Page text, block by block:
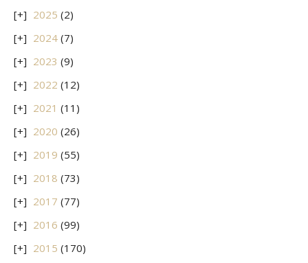
2025 (2)
2024 (7)
2023 (9)
2022 (12)
2021 (11)
2020 (26)
2019 (55)
2018 (73)
2017 (77)
2016 (99)
2015 (170)